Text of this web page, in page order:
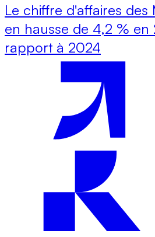
Le chiffre d'affaires des
en hausse de 4,2 %
rapport à 2024